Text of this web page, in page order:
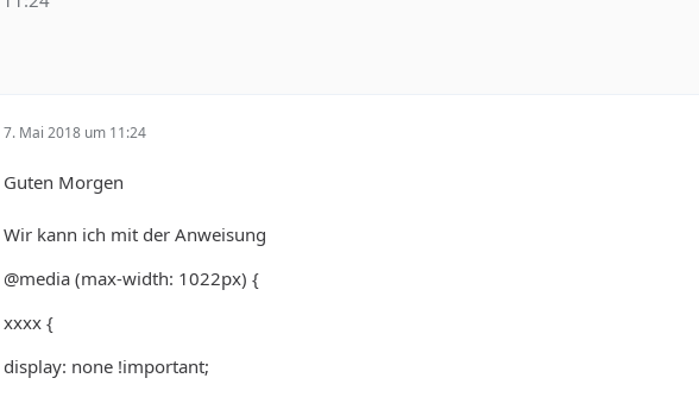
7. Mai 2018 um 11:24
Guten Morgen
Wir kann ich mit der Anweisung
@media (max-width: 1022px) {
xxxx {
display: none !important;